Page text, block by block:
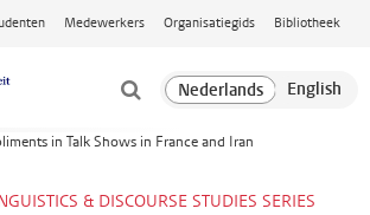
Medewerkers Organisatiegids Bibliotheek
in Talk Shows in France and Iran
& DISCOURSE STUDIES SERIES